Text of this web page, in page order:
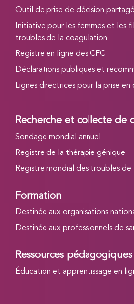
Outil de prise de décision
Initiative pour les femmes et les
troubles de la coagulation
Registre en ligne des CFC
Déclarations publiques et
Lignes directrices pour la prise en
Recherche et collecte de
Sondage mondial annuel
Registre de la thérapie génique
Registre mondial des troubles de
Formation
Destinée aux organisations
Destinée aux professionnels de
Ressources pédagogiques
Éducation et apprentissage en